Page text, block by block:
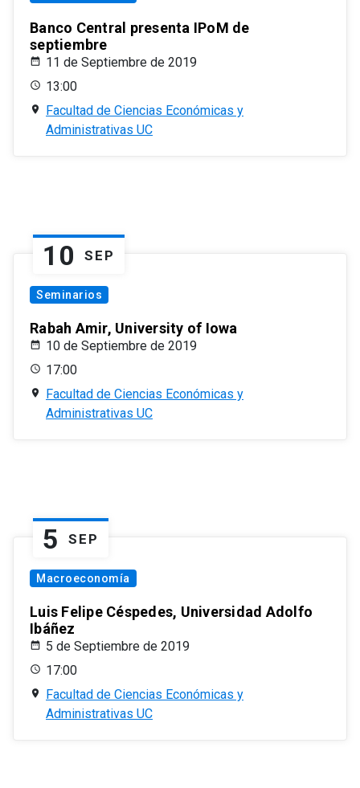
Banco Central presenta IPoM de
septiembre
11 de Septiembre de 2019
13:00
Facultad de Ciencias Económicas y
Administrativas UC
10 SEP
Seminarios
Rabah Amir, University of Iowa
10 de Septiembre de 2019
17:00
Facultad de Ciencias Económicas y
Administrativas UC
5 SEP
Macroeconomía
Luis Felipe Céspedes, Universidad Adolfo
Ibáñez
5 de Septiembre de 2019
17:00
Facultad de Ciencias Económicas y
Administrativas UC